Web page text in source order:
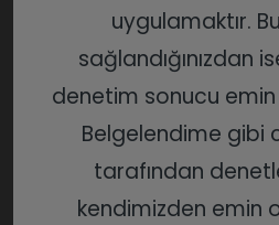
uygulamaktır.
sağlandığınızdan
denetim sonucu emin
Belgelendime gibi
tarafından
kendimizden emin